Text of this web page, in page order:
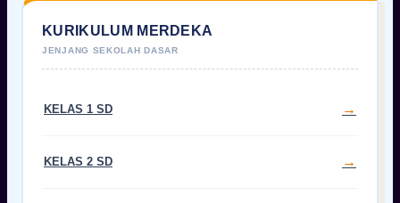
KURIKULUM MERDEKA
KELAS 1 SD
KELAS 2 SD